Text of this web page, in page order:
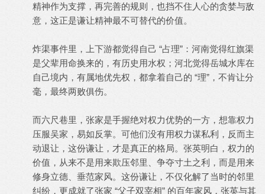
精神作为支撑，再完善的规则，也挡不住人心的贪婪与敌
意，这正是谦让精神最不可替代的价值。
炸渠事件里，上下游都觉得自己 “占理”：河南觉得红旗渠
是父辈用命换来的，有历史用水权；河北觉得岳城水库在
自己境内，有属地优先权，都拿着自己的 “理”，不肯让分
毫，最终两败俱伤。
而六尺巷里，张家是手握绝对权力优势的一方，想靠权力
压服吴家，易如反掌。可他们没有用权力谋私利，反而主
动退让，这份谦让，才是真正的格局。张英明白，权力的
价值，从来不是用来欺压邻里、争夺寸土之利，而是用来
修身立德、垂范家风。这份谦让，不仅化解了当时的邻里
纠纷，更成就了张家 “父子双宰相” 的百年家风，张英与其